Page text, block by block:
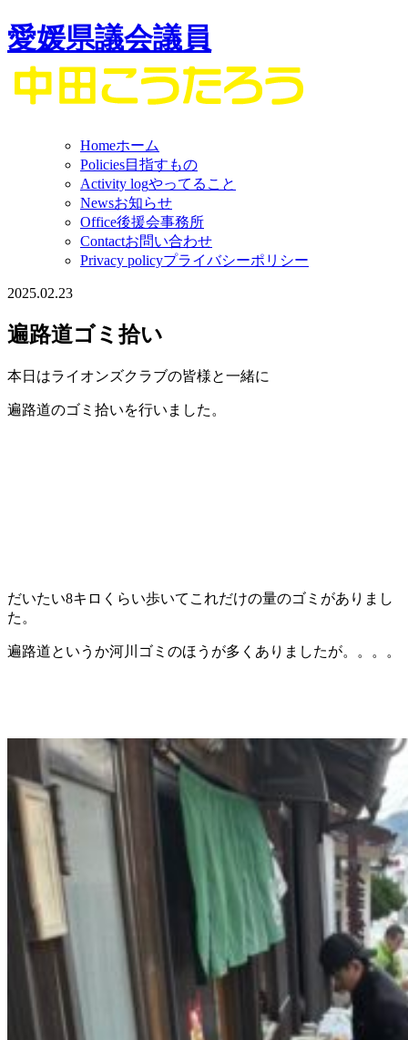
愛媛県議会議員
Homeホーム
Policies目指すもの
Activity logやってること
Newsお知らせ
Office後援会事務所
Contactお問い合わせ
Privacy policyプライバシーポリシー
2025.02.23
遍路道ゴミ拾い
本日はライオンズクラブの皆様と一緒に
遍路道のゴミ拾いを行いました。
だいたい8キロくらい歩いてこれだけの量のゴミがありまし
た。
遍路道というか河川ゴミのほうが多くありましたが。。。。